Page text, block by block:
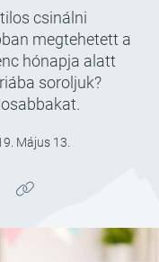
csinálni
megtehetett a
hónapja alatt
soroljuk?
Május 13.